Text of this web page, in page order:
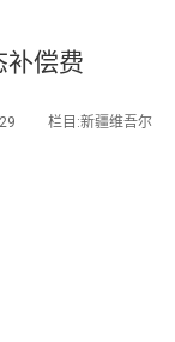
补偿费
29 栏目:新疆维吾尔